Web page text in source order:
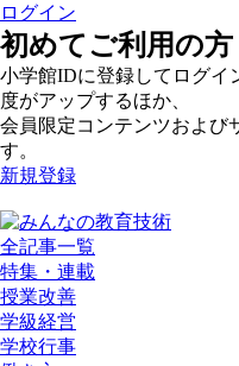
ログイン
初めてご利用の方
小学館IDに登録してログイ
度がアップするほか、
会員限定コンテンツおよび
す。
新規登録
全記事一覧
特集・連載
授業改善
学級経営
学校行事